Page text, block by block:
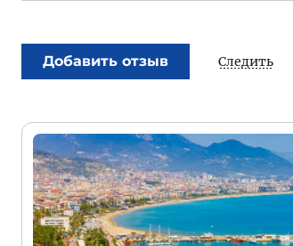
Добавить отзыв Следить